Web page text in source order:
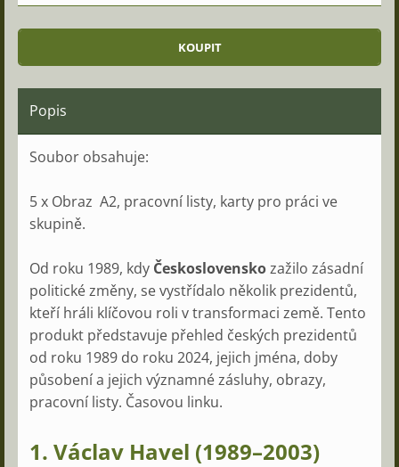
Popis
Soubor obsahuje:
5 x Obraz A2, pracovní listy, karty pro práci ve
skupině.
Od roku 1989, kdy Československozažilo zásadní
politické změny, se vystřídalo několik prezidentů,
kteří hráli klíčovou roli v transformaci země. Tento
produkt představuje přehled českých prezidentů
od roku 1989 do roku 2024, jejich jména, doby
působení a jejich významné zásluhy, obrazy,
pracovní listy. Časovou linku.
1. Václav Havel (1989–2003)